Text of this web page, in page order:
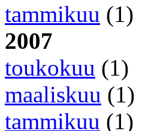
tammikuu (1)
2007
toukokuu (1)
maaliskuu (1)
tammikuu (1)